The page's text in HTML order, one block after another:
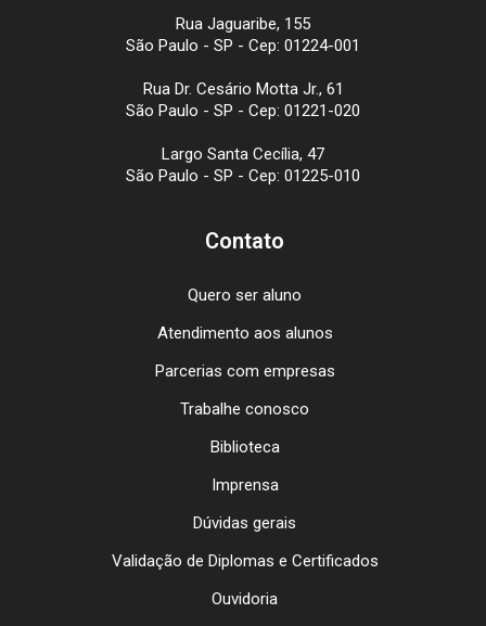
Rua Jaguaribe, 155
São Paulo - SP - Cep: 01224-001
Rua Dr. Cesário Motta Jr., 61
São Paulo - SP - Cep: 01221-020
Largo Santa Cecília, 47
São Paulo - SP - Cep: 01225-010
Contato
Quero ser aluno
Atendimento aos alunos
Parcerias com empresas
Trabalhe conosco
Biblioteca
Imprensa
Dúvidas gerais
Validação de Diplomas e Certificados
Ouvidoria